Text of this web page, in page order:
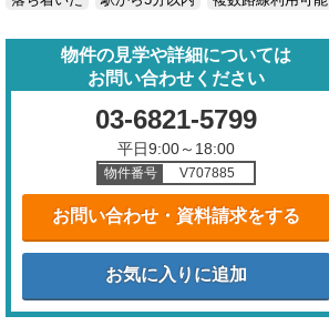
物件の見学や詳細については
お問い合わせください
03-6821-5799
平日9:00～18:00
物件番号 V707885
お問い合わせ・資料請求をする